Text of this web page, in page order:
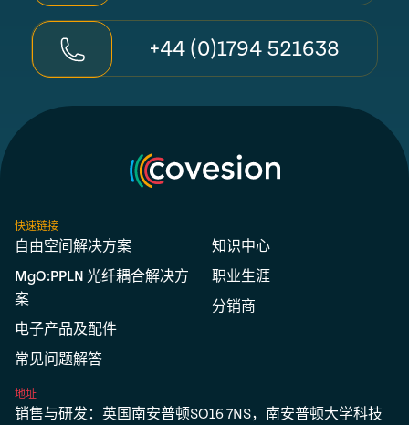
+44 (0)1794 521638
快速链接
自由空间解决方案
MgO:PPLN 光纤耦合解决方
案
电子产品及配件
常见问题解答
知识中心
职业生涯
分销商
地址
销售与研发：英国南安普顿SO16 7NS，南安普顿大学科技